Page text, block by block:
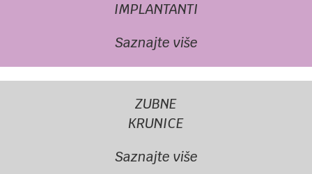
IMPLANTANTI
Saznajte više
ZUBNE
KRUNICE
Saznajte više